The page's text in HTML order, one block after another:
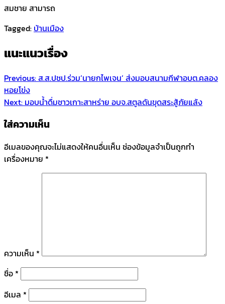
สมชาย สามารถ
Tagged: บ้านเมือง
แนะแนวเรื่อง
Previous:ส.ส.ปชป.ร่วม’นายกไพเจน’ ส่งมอบสนามกีฬาอบต.คลอง
หอยโข่ง
Next: มอบน้ำดื่มชาวเกาะสาหร่าย อบจ.สตูลดันขุดสระสู้ภัยแล้ง
ใส่ความเห็น
อีเมลของคุณจะไม่แสดงให้คนอื่นเห็น ช่องข้อมูลจำเป็นถูกทำ
เครื่องหมาย *
ความเห็น *
ชื่อ *
อีเมล *